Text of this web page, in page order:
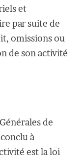
et
par suite de
omissions ou
de son activité
de
à
est la loi